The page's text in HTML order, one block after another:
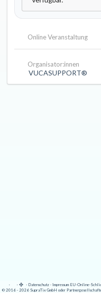
Online Veranstaltung
Organisator:innen
VUCASUPPORT®
· · · Datenschutz · Impressum EU-Online-
© 2016 - 2026 SupraTix GmbH oder